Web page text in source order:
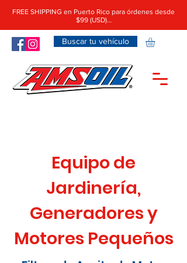
Buscar tu vehículo
FREE SHIPPING en Puerto Rico para órdenes desde
$99 (USD)…
Equipo de
Jardinería,
Generadores y
Motores Pequeños